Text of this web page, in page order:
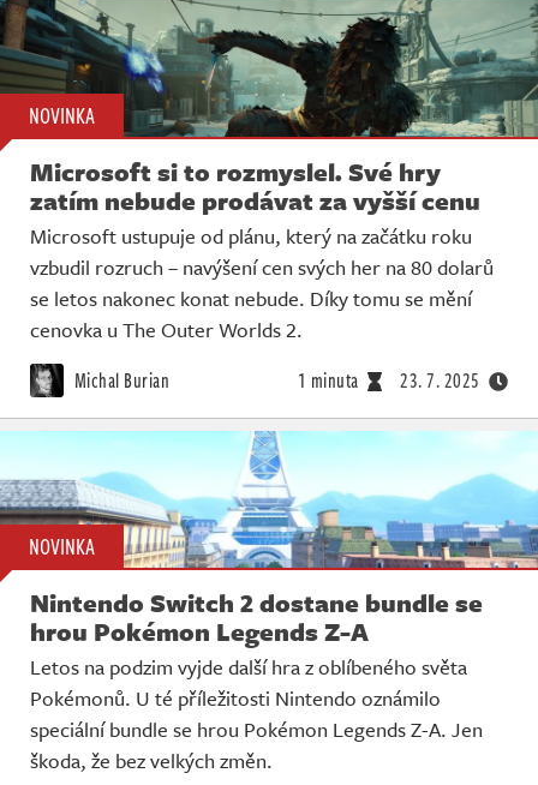
NOVINKA
Microsoft si to rozmyslel. Své hry
zatím nebude prodávat za vyšší cenu
Microsoft ustupuje od plánu, který na začátku roku
vzbudil rozruch – navýšení cen svých her na 80 dolarů
se letos nakonec konat nebude. Díky tomu se mění
cenovka u The Outer Worlds 2.
Michal Burian 1 minuta 23. 7. 2025
NOVINKA
Nintendo Switch 2 dostane bundle se
hrou Pokémon Legends Z-A
Letos na podzim vyjde další hra z oblíbeného světa
Pokémonů. U té příležitosti Nintendo oznámilo
speciální bundle se hrou Pokémon Legends Z-A. Jen
škoda, že bez velkých změn.